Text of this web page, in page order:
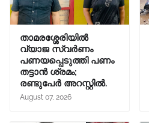
താമരശ്ശേരിയിൽ
വ്യാജ സ്വർണം
പണയപ്പെടുത്തി പണം
തട്ടാൻ ശ്രമം;
രണ്ടുപേർ അറസ്റ്റിൽ.
August 07, 2026